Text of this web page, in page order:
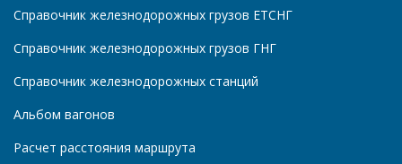
Справочник железнодорожных грузов ЕТСНГ
Справочник железнодорожных грузов ГНГ
Справочник железнодорожных станций
Альбом вагонов
Расчет расстояния маршрута